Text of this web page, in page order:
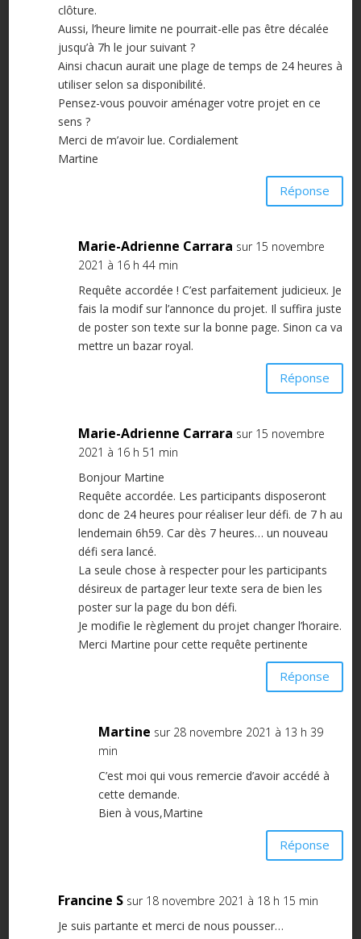
clôture.
Aussi, l’heure limite ne pourrait-elle pas être décalée
jusqu’à 7h le jour suivant ?
Ainsi chacun aurait une plage de temps de 24 heures à
utiliser selon sa disponibilité.
Pensez-vous pouvoir aménager votre projet en ce
sens ?
Merci de m’avoir lue. Cordialement
Martine
Réponse
Marie-Adrienne Carrara sur 15 novembre
2021 à 16 h 44 min
Requête accordée ! C’est parfaitement judicieux. Je
fais la modif sur l’annonce du projet. Il suffira juste
de poster son texte sur la bonne page. Sinon ca va
mettre un bazar royal.
Réponse
Marie-Adrienne Carrara sur 15 novembre
2021 à 16 h 51 min
Bonjour Martine
Requête accordée. Les participants disposeront
donc de 24 heures pour réaliser leur défi. de 7 h au
lendemain 6h59. Car dès 7 heures… un nouveau
défi sera lancé.
La seule chose à respecter pour les participants
désireux de partager leur texte sera de bien les
poster sur la page du bon défi.
Je modifie le règlement du projet changer l’horaire.
Merci Martine pour cette requête pertinente
Réponse
Martine sur 28 novembre 2021 à 13 h 39
min
C’est moi qui vous remercie d’avoir accédé à
cette demande.
Bien à vous,Martine
Réponse
Francine S sur 18 novembre 2021 à 18 h 15 min
Je suis partante et merci de nous pousser…